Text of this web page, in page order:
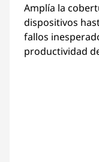
Amplía la
dispositivos
fallos
productividad